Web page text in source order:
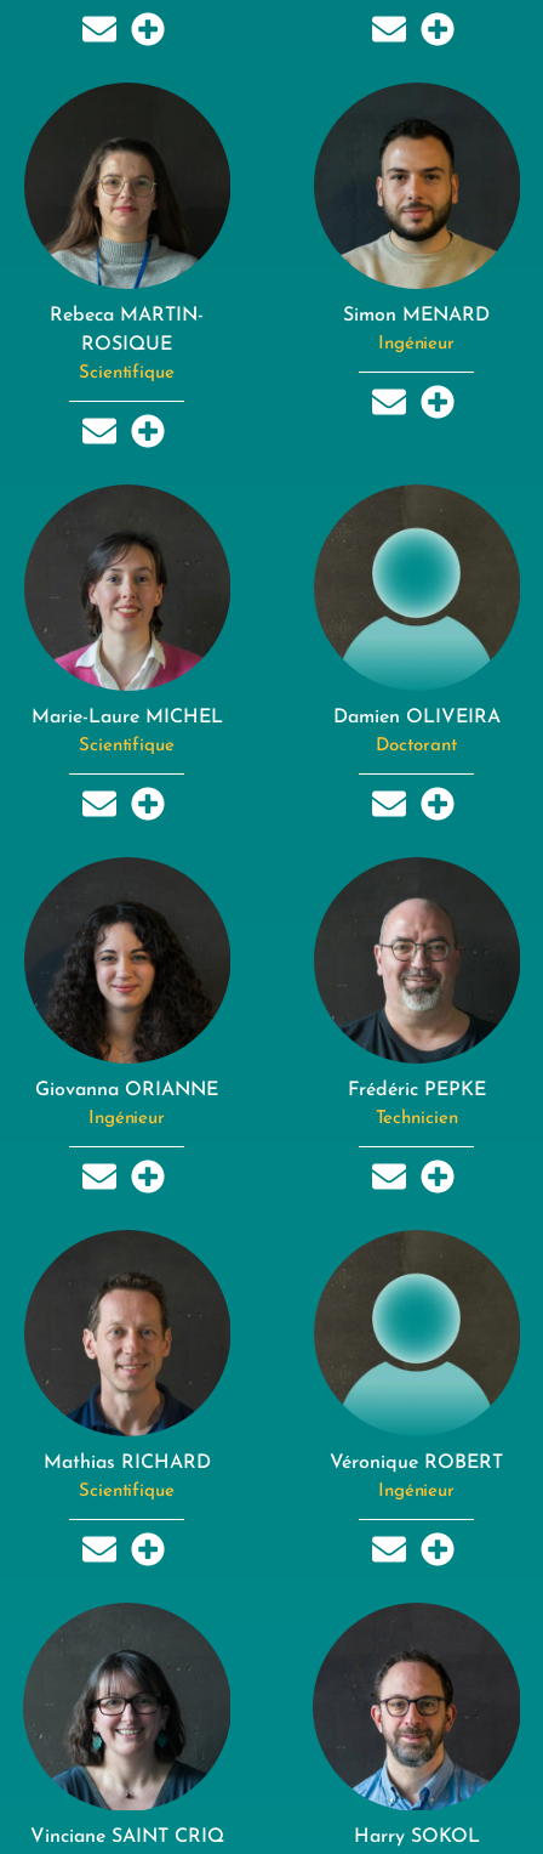
Rebeca MARTIN-
ROSIQUE
Scientifique
Simon MENARD
Ingénieur
Marie-Laure MICHEL
Scientifique
Damien OLIVEIRA
Doctorant
Giovanna ORIANNE
Ingénieur
Frédéric PEPKE
Technicien
Mathias RICHARD
Scientifique
Véronique ROBERT
Ingénieur
Vinciane SAINT CRIQ Harry SOKOL